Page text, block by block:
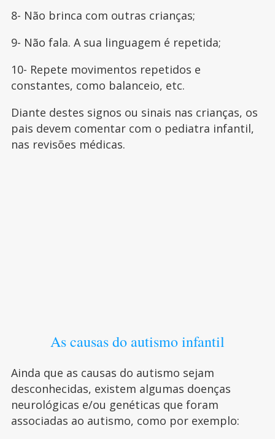
8- Não brinca com outras crianças;
9- Não fala. A sua linguagem é repetida;
10- Repete movimentos repetidos e
constantes, como balanceio, etc.
Diante destes signos ou sinais nas crianças, os
pais devem comentar com o pediatra infantil,
nas revisões médicas.
As causas do autismo infantil
Ainda que as causas do autismo sejam
desconhecidas, existem algumas doenças
neurológicas e/ou genéticas que foram
associadas ao autismo, como por exemplo: